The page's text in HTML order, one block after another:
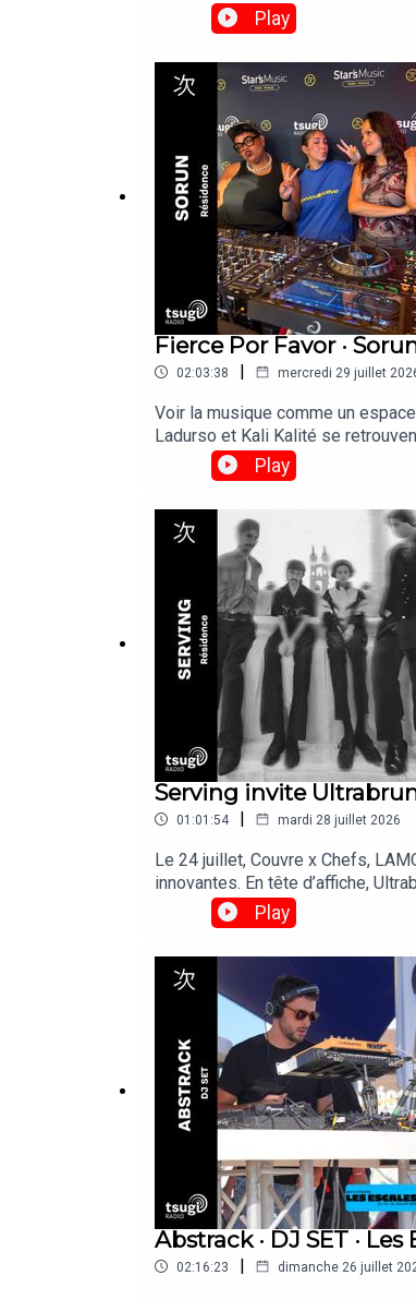
Play
Fierce Por Favor ·
02:03:38 | mercredi 29 juillet
Voir la musique comme un
Ladurso et Kali Kalité se
soutenir l'association Solidarité
Play
Serving invite
01:01:54 | mardi 28 juillet 2026
Le 24 juillet, Couvre x Chefs,
innovantes. En tête d’affiche,
sont passées faire un set
Play
Abstrack · DJ SET ·
02:16:23 | dimanche 26 juillet